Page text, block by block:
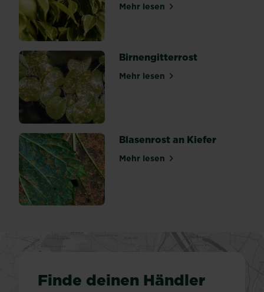
geben,
sondern
auch
die...
Mehr lesenüber Birkenfeige (Ficus
Birnengitterrost
Mehr lesenüber Birnengitterrost
Blasenrost an Kiefer
Mehr lesenüber Blasenrost an Kiefer
Finde deinen Händler